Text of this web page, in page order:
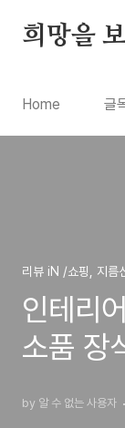
희망을
Home 글
리뷰 iN /쇼핑, 지름
인테리
소품 장
by 알 수 없는 사용자